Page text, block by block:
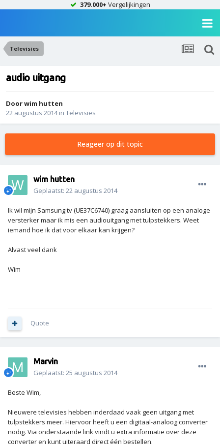
379.000+ Vergelijkingen
Televisies
audio uitgang
Doorwim hutten
22 augustus 2014in Televisies
Reageer op dit topic
wim hutten
Geplaatst: 22 augustus 2014
Ik wil mijn Samsung tv (UE37C6740) graag aansluiten op een analoge
versterker maar ik mis een audiouitgang met tulpstekkers. Weet
iemand hoe ik dat voor elkaar kan krijgen?
Alvast veel dank
Wim
Quote
Marvin
Geplaatst: 25 augustus 2014
Beste Wim,
Nieuwere televisies hebben inderdaad vaak geen uitgang met
tulpstekkers meer. Hiervoor heeft u een digitaal-analoog converter
nodig. Via onderstaande link vindt u extra informatie over deze
converter en kunt uiteraard direct één bestellen.